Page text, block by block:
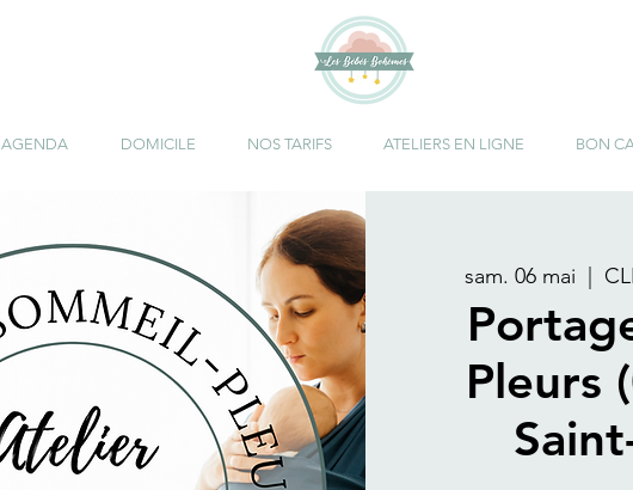
AGENDA DOMICILE NOS TARIFS ATELIERS EN LIGNE BON
sam. 06 mai
Pleurs